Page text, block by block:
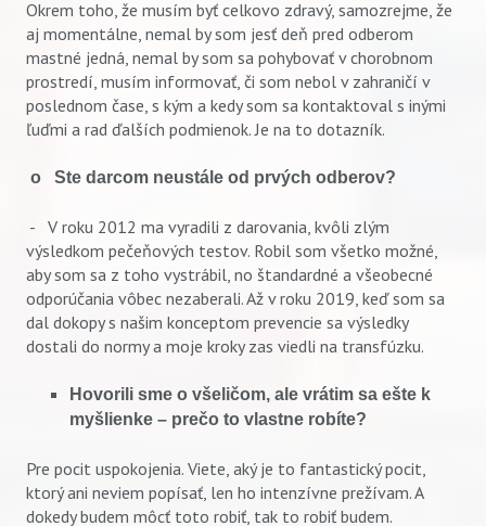
Okrem toho, že musím byť celkovo zdravý, samozrejme, že
aj momentálne, nemal by som jesť deň pred odberom
mastné jedná, nemal by som sa pohybovať v chorobnom
prostredí, musím informovať, či som nebol v zahraničí v
poslednom čase, s kým a kedy som sa kontaktoval s inými
ľuďmi a rad ďalších podmienok. Je na to dotazník.
o Ste darcom neustále od prvých odberov?
- V roku 2012 ma vyradili z darovania, kvôli zlým
výsledkom pečeňových testov. Robil som všetko možné,
aby som sa z toho vystrábil, no štandardné a všeobecné
odporúčania vôbec nezaberali. Až v roku 2019, keď som sa
dal dokopy s našim konceptom prevencie sa výsledky
dostali do normy a moje kroky zas viedli na transfúzku.
Hovorili sme o všeličom, ale vrátim sa ešte k
myšlienke – prečo to vlastne robíte?
Pre pocit uspokojenia. Viete, aký je to fantastický pocit,
ktorý ani neviem popísať, len ho intenzívne prežívam. A
dokedy budem môcť toto robiť, tak to robiť budem.